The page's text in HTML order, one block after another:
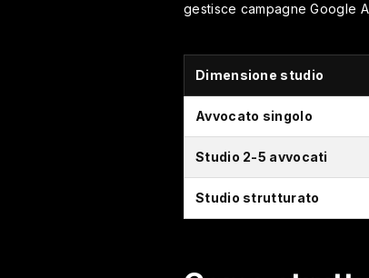
gestisce campagne Google
Dimensione studio
Avvocato singolo
Studio 2-5 avvocati
Studio strutturato